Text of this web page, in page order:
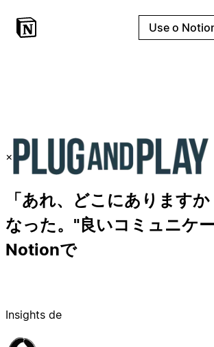
Use o
×
「あれ、どこにありますか
なった。"良いコミュニケ
Notionで
Insights de